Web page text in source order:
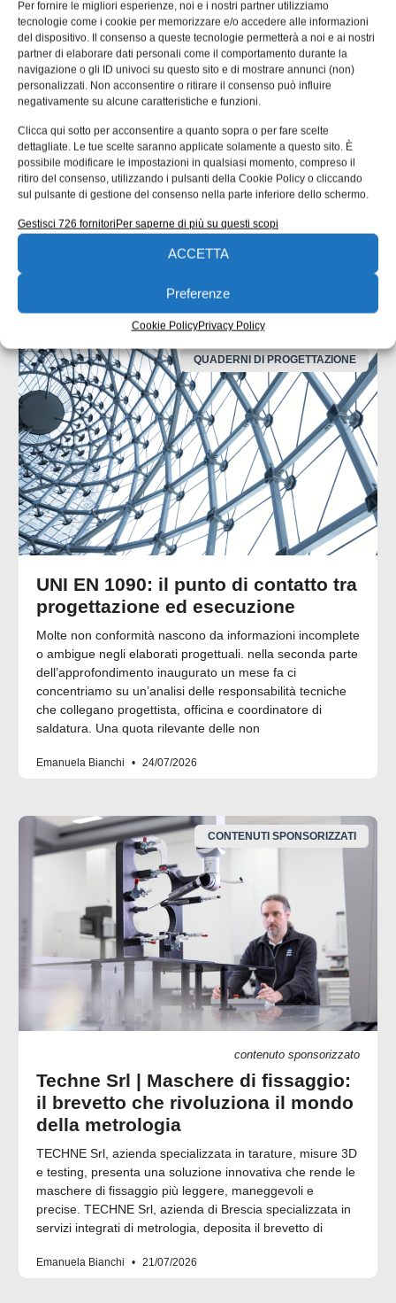
Per fornire le migliori esperienze, noi e i nostri partner utilizziamo
tecnologie come i cookie per memorizzare e/o accedere alle informazioni
del dispositivo. Il consenso a queste tecnologie permetterà a noi e ai nostri
partner di elaborare dati personali come il comportamento durante la
navigazione o gli ID univoci su questo sito e di mostrare annunci (non)
personalizzati. Non acconsentire o ritirare il consenso può influire
negativamente su alcune caratteristiche e funzioni.
Clicca qui sotto per acconsentire a quanto sopra o per fare scelte
dettagliate. Le tue scelte saranno applicate solamente a questo sito. È
possibile modificare le impostazioni in qualsiasi momento, compreso il
ritiro del consenso, utilizzando i pulsanti della Cookie Policy o cliccando
sul pulsante di gestione del consenso nella parte inferiore dello schermo.
Gestisci 726 fornitoriPer saperne di più su questi scopi
ACCETTA
Preferenze
Cookie PolicyPrivacy Policy
Tag: Aziende innovazione
Manifattura intelligente
tavola rotonda
tecniche nuove
EDICOLA WEB
ISCRIVITI ALLA NEWSLETTER
ARTICOLI CORRELATI
QUADERNI DI PROGETTAZIONE
UNI EN 1090: il punto di contatto tra
progettazione ed esecuzione
Molte non conformità nascono da informazioni incomplete
o ambigue negli elaborati progettuali. nella seconda parte
dell’approfondimento inaugurato un mese fa ci
concentriamo su un’analisi delle responsabilità tecniche
che collegano progettista, officina e coordinatore di
saldatura. Una quota rilevante delle non
Emanuela Bianchi 24/07/2026
CONTENUTI SPONSORIZZATI
contenuto sponsorizzato
Techne Srl | Maschere di fissaggio:
il brevetto che rivoluziona il mondo
della metrologia
TECHNE Srl, azienda specializzata in tarature, misure 3D
e testing, presenta una soluzione innovativa che rende le
maschere di fissaggio più leggere, maneggevoli e
precise. TECHNE Srl, azienda di Brescia specializzata in
servizi integrati di metrologia, deposita il brevetto di
Emanuela Bianchi 21/07/2026